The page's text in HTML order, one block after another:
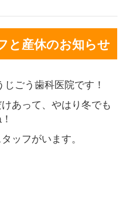
と産休のお知らせ
ごう歯科医院です！
あって、やはり冬でも
ッフがいます。